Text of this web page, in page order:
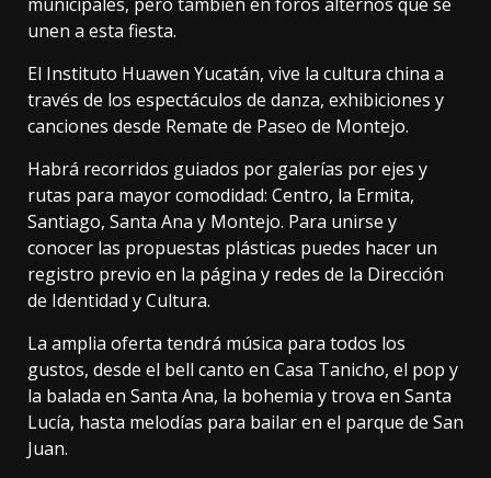
municipales, pero también en foros alternos que se
unen a esta fiesta.
El Instituto Huawen Yucatán, vive la cultura china a
través de los espectáculos de danza, exhibiciones y
canciones desde Remate de Paseo de Montejo.
Habrá recorridos guiados por galerías por ejes y
rutas para mayor comodidad: Centro, la Ermita,
Santiago, Santa Ana y Montejo. Para unirse y
conocer las propuestas plásticas puedes hacer un
registro previo en la página y redes de la Dirección
de Identidad y Cultura.
La amplia oferta tendrá música para todos los
gustos, desde el bell canto en Casa Tanicho, el pop y
la balada en Santa Ana, la bohemia y trova en Santa
Lucía, hasta melodías para bailar en el parque de San
Juan.